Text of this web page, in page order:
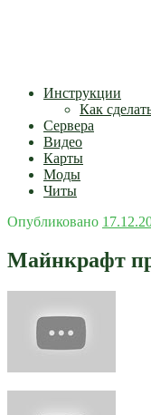
Инструкции
Как
Сервера
Видео
Карты
Моды
Читы
Опубликовано
Майнкрафт